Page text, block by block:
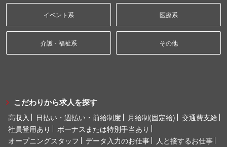
イベント系 医療系
介護・福祉系 その他
こだわりから求人を探す
高収入 日払い・週払い・前給制度 月給制(固定給)
交通費支給
社員登用あり
ボーナスまたは特別手当あり
オープニングスタッフ
データ入力のお仕事 人と接するお仕事